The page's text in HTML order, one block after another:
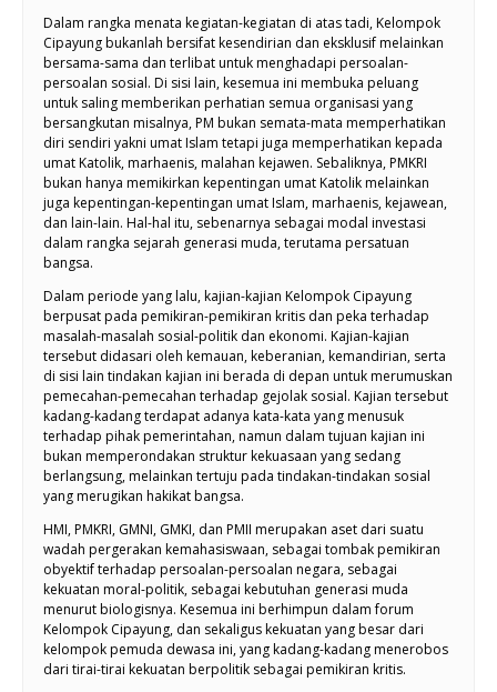
Dalam rangka menata kegiatan-kegiatan di atas tadi, Kelompok
Cipayung bukanlah bersifat kesendirian dan eksklusif melainkan
bersama-sama dan terlibat untuk menghadapi persoalan-
persoalan sosial. Di sisi lain, kesemua ini membuka peluang
untuk saling memberikan perhatian semua organisasi yang
bersangkutan misalnya, PM bukan semata-mata memperhatikan
diri sendiri yakni umat Islam tetapi juga memperhatikan kepada
umat Katolik, marhaenis, malahan kejawen. Sebaliknya, PMKRI
bukan hanya memikirkan kepentingan umat Katolik melainkan
juga kepentingan-kepentingan umat Islam, marhaenis, kejawean,
dan lain-lain. Hal-hal itu, sebenarnya sebagai modal investasi
dalam rangka sejarah generasi muda, terutama persatuan
bangsa.
Dalam periode yang lalu, kajian-kajian Kelompok Cipayung
berpusat pada pemikiran-pemikiran kritis dan peka terhadap
masalah-masalah sosial-politik dan ekonomi. Kajian-kajian
tersebut didasari oleh kemauan, keberanian, kemandirian, serta
di sisi lain tindakan kajian ini berada di depan untuk merumuskan
pemecahan-pemecahan terhadap gejolak sosial. Kajian tersebut
kadang-kadang terdapat adanya kata-kata yang menusuk
terhadap pihak pemerintahan, namun dalam tujuan kajian ini
bukan memperondakan struktur kekuasaan yang sedang
berlangsung, melainkan tertuju pada tindakan-tindakan sosial
yang merugikan hakikat bangsa.
HMI, PMKRI, GMNI, GMKI, dan PMII merupakan aset dari suatu
wadah pergerakan kemahasiswaan, sebagai tombak pemikiran
obyektif terhadap persoalan-persoalan negara, sebagai
kekuatan moral-politik, sebagai kebutuhan generasi muda
menurut biologisnya. Kesemua ini berhimpun dalam forum
Kelompok Cipayung, dan sekaligus kekuatan yang besar dari
kelompok pemuda dewasa ini, yang kadang-kadang menerobos
dari tirai-tirai kekuatan berpolitik sebagai pemikiran kritis.